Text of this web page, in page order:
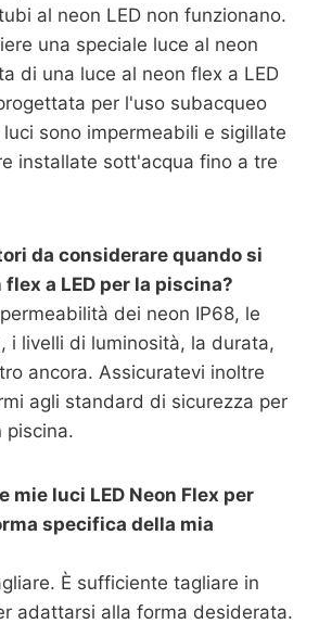
al neon LED non funzionano.
una speciale luce al neon
di una luce al neon flex a LED
per l'uso subacqueo
sono impermeabili e sigillate
installate sott'acqua fino a tre
da considerare quando si
a LED per la piscina?
dei neon IP68, le
i livelli di luminosità, la durata,
ancora. Assicuratevi inoltre
agli standard di sicurezza per
piscina.
mie luci LED Neon Flex per
specifica della mia
È sufficiente tagliare in
adattarsi alla forma desiderata.